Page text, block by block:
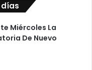
días
Miércoles La
De Nuevo